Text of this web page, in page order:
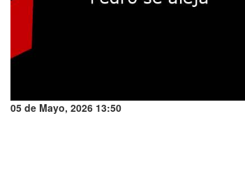
05 de Mayo, 2026 13:50